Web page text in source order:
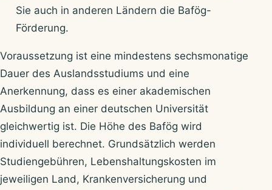
Sie auch in anderen Ländern die Bafög-
Förderung.
Voraussetzung ist eine mindestens sechsmonatige
Dauer des Auslandsstudiums und eine
Anerkennung, dass es einer akademischen
Ausbildung an einer deutschen Universität
gleichwertig ist. Die Höhe des Bafög wird
individuell berechnet. Grundsätzlich werden
Studiengebühren, Lebenshaltungskosten im
jeweiligen Land, Krankenversicherung und